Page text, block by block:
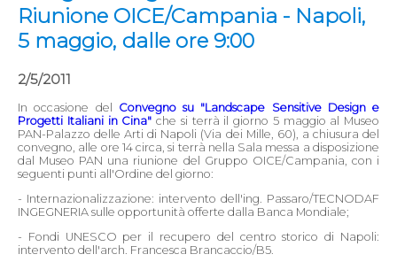
Riunione OICE/Campania - Napoli,
5 maggio, dalle ore 9:00
2/5/2011
In occasione del Convegno su "Landscape Sensitive Design e
Progetti Italiani in Cina" che si terrà il giorno 5 maggio al Museo
PAN-Palazzo delle Arti di Napoli (Via dei Mille, 60), a chiusura del
convegno, alle ore 14 circa, si terrà nella Sala messa a disposizione
dal Museo PAN una riunione del Gruppo OICE/Campania, con i
seguenti punti all'Ordine del giorno:
- Internazionalizzazione: intervento dell'ing. Passaro/TECNODAF
INGEGNERIA sulle opportunità offerte dalla Banca Mondiale;
- Fondi UNESCO per il recupero del centro storico di Napoli:
intervento dell'arch. Francesca Brancaccio/B5.